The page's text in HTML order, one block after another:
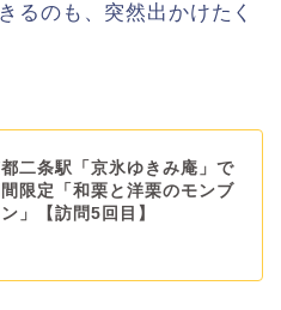
るのも、突然出かけたく
二条駅「京氷ゆきみ庵」で
限定「和栗と洋栗のモンブ
」【訪問5回目】